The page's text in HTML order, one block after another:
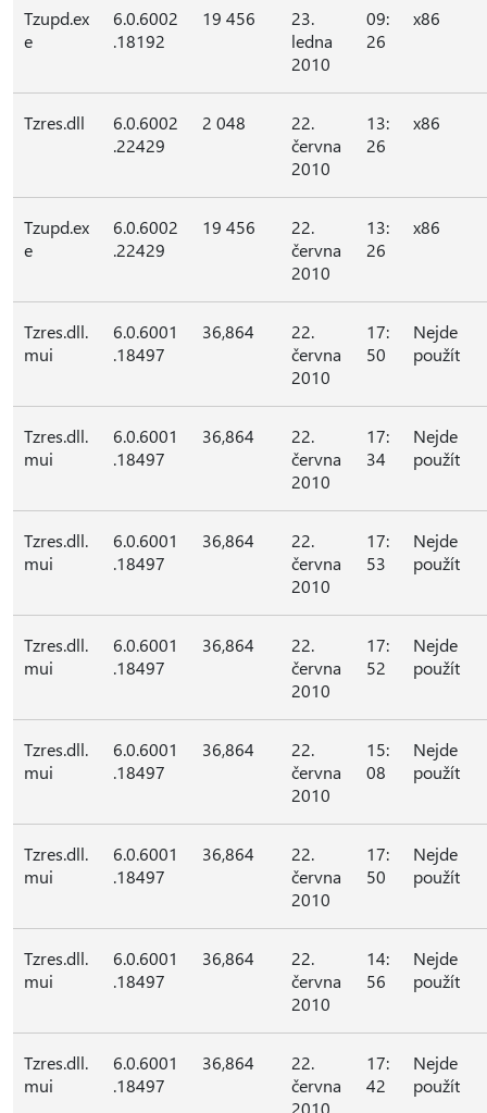
Tzupd.ex
e
6.0.6002
.18192
19 456
23.
ledna
2010
09:
26
x86
Tzres.dll
6.0.6002
.22429
2 048
22.
června
2010
13:
26
x86
Tzupd.ex
e
6.0.6002
.22429
19 456
22.
června
2010
13:
26
x86
Tzres.dll.
mui
6.0.6001
.18497
36,864
22.
června
2010
17:
50
Nejde
použít
Tzres.dll.
mui
6.0.6001
.18497
36,864
22.
června
2010
17:
34
Nejde
použít
Tzres.dll.
mui
6.0.6001
.18497
36,864
22.
června
2010
17:
53
Nejde
použít
Tzres.dll.
mui
6.0.6001
.18497
36,864
22.
června
2010
17:
52
Nejde
použít
Tzres.dll.
mui
6.0.6001
.18497
36,864
22.
června
2010
15:
08
Nejde
použít
Tzres.dll.
mui
6.0.6001
.18497
36,864
22.
června
2010
17:
50
Nejde
použít
Tzres.dll.
mui
6.0.6001
.18497
36,864
22.
června
2010
14:
56
Nejde
použít
Tzres.dll.
mui
6.0.6001
.18497
36,864
22.
června
2010
17:
42
Nejde
použít